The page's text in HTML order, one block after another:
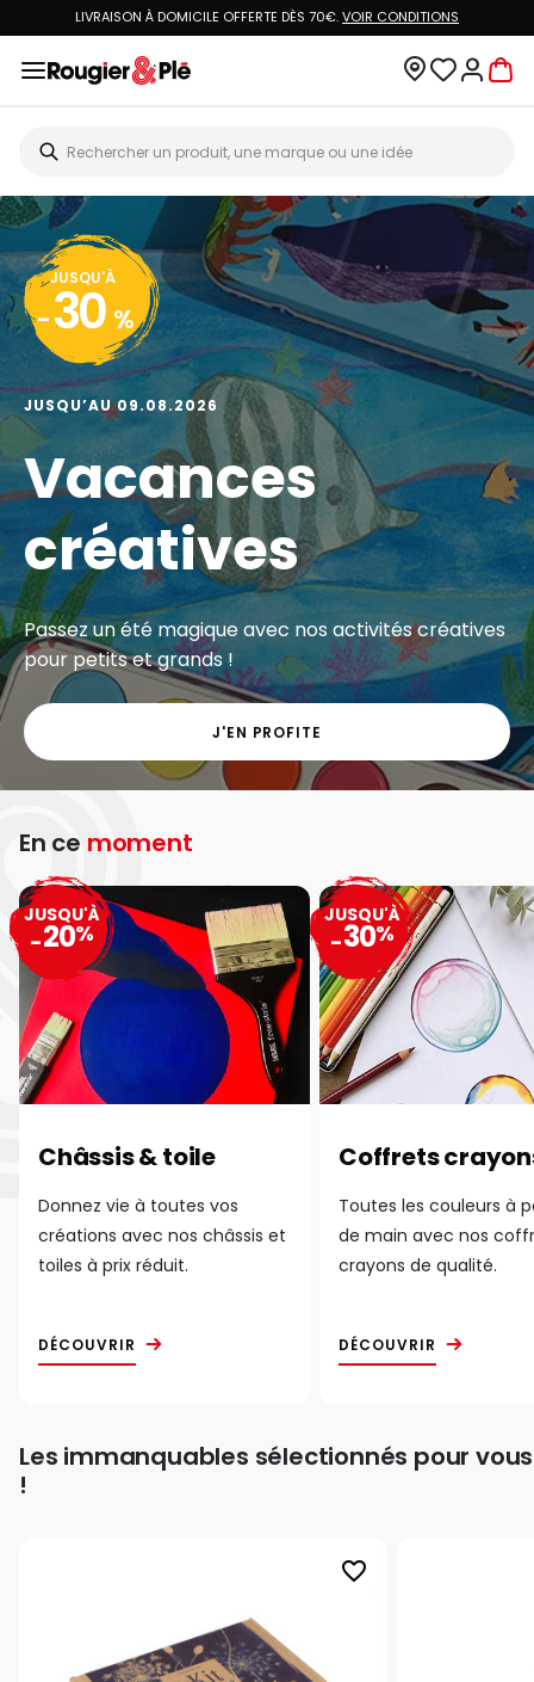
LIVRAISON À DOMICILE OFFERTE DÈS 70€.VOIR CONDITIONS
JUSQU'À
- 30 %
JUSQU’AU 09.08.2026
Vacances
créatives
Passez un été magique avec nos activités créatives
pour petits et grands !
J'EN PROFITE
En ce moment
Châssis & toile
Donnez vie à toutes vos
créations avec nos châssis et
toiles à prix réduit.
DÉCOUVRIR
JUSQU'À
-20%
Coffrets
Toutes les couleurs à
de main avec nos
crayons de qualité.
DÉCOUVRIR
JUSQU'À
-30%
Les immanquables sélectionnés pour vous
!
favorite_border